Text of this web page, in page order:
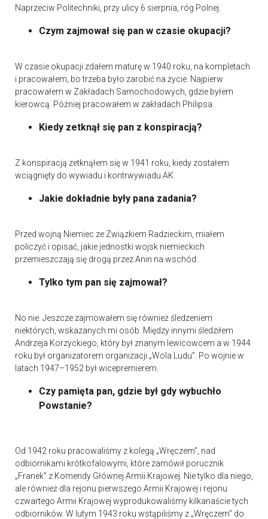
Naprzeciw Politechniki, przy ulicy 6 sierpnia, róg Polnej.
Czym zajmował się pan w czasie okupacji?
W czasie okupacji zdałem maturę w 1940 roku, na kompletach
i pracowałem, bo trzeba było zarobić na życie. Najpierw
pracowałem w Zakładach Samochodowych, gdzie byłem
kierowcą. Później pracowałem w zakładach Philipsa.
Kiedy zetknął się pan z konspiracją?
Z konspiracją zetknąłem się w 1941 roku, kiedy zostałem
wciągnięty do wywiadu i kontrwywiadu AK.
Jakie dokładnie były pana zadania?
Przed wojną Niemiec ze Związkiem Radzieckim, miałem
policzyć i opisać, jakie jednostki wojsk niemieckich
przemieszczają się drogą przez Anin na wschód.
Tylko tym pan się zajmował?
No nie. Jeszcze zajmowałem się również śledzeniem
niektórych, wskazanych mi osób. Między innymi śledziłem
Andrzeja Korzyckiego, który był znanym lewicowcem a w 1944
roku był organizatorem organizacji „Wola Ludu”. Po wojnie w
latach 1947–1952 był wicepremierem.
Czy pamięta pan, gdzie był gdy wybuchło
Powstanie?
Od 1942 roku pracowaliśmy z kolegą „Wręczem”, nad
odbiornikami krótkofalowymi, które zamówił porucznik
„Franek” z Komendy Głównej Armii Krajowej. Nie tylko dla niego,
ale również dla rejonu pierwszego Armii Krajowej i rejonu
czwartego Armii Krajowej wyprodukowaliśmy kilkanaście tych
odbiorników. W lutym 1943 roku wstąpiliśmy z „Wręczem” do